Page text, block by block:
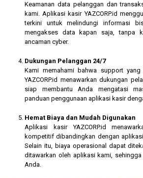
Keamanan data pelanggan dan
kami. Aplikasi kasir YAZCORP.id
terkini untuk melindungi informasi
mengakses data kapan saja, tanpa
ancaman cyber.
Dukungan Pelanggan 24/7
Kami memahami bahwa support
YAZCORP.id menawarkan dukungan
siap membantu Anda mengatasi
panduan penggunaan aplikasi kasir
Hemat Biaya dan Mudah Digunakan
Aplikasi kasir YAZCORP.id
kompetitif dibandingkan dengan
Selain itu, biaya operasional dapat
ditawarkan oleh aplikasi kami,
Anda.